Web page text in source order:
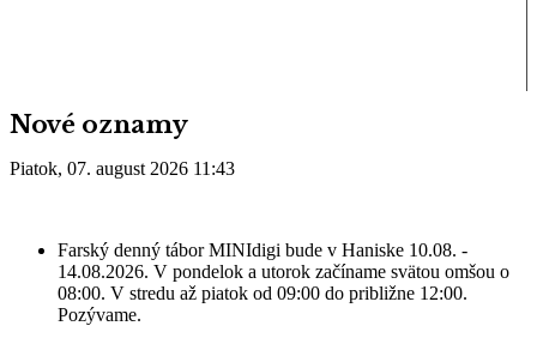
Nové oznamy
Piatok, 07. august 2026 11:43
Farský denný tábor MINIdigi bude v Haniske 10.08. -
14.08.2026. V pondelok a utorok začíname svätou omšou o
08:00. V stredu až piatok od 09:00 do približne 12:00.
Pozývame.